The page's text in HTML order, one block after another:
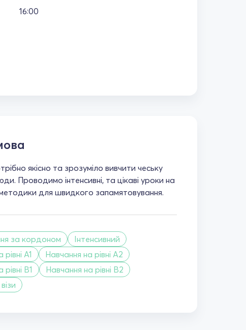
16:00
якісно та зрозуміло вивчити чеську
Проводимо інтенсивні, та цікаві уроки на
методики для швидкого запамятовування.
за кордоном
Інтенсивний
A1
Навчання на рівні A2
B1
Навчання на рівні B2